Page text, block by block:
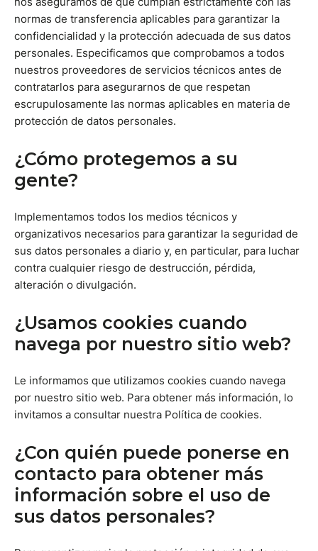
normas de transferencia aplicables para garantizar la
confidencialidad y la protección adecuada de sus datos
personales. Especificamos que comprobamos a todos
nuestros proveedores de servicios técnicos antes de
contratarlos para asegurarnos de que respetan
escrupulosamente las normas aplicables en materia de
protección de datos personales.
¿Cómo protegemos a su
gente?
Implementamos todos los medios técnicos y
organizativos necesarios para garantizar la seguridad de
sus datos personales a diario y, en particular, para luchar
contra cualquier riesgo de destrucción, pérdida,
alteración o divulgación.
¿Usamos cookies cuando
navega por nuestro sitio web?
Le informamos que utilizamos cookies cuando navega
por nuestro sitio web. Para obtener más información, lo
invitamos a consultar nuestra Política de cookies.
¿Con quién puede ponerse en
contacto para obtener más
información sobre el uso de
sus datos personales?